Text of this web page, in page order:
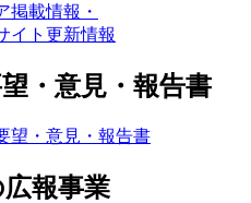
掲載情報・
イト更新情報
・意見・報告書
望・意見・報告書
報事業